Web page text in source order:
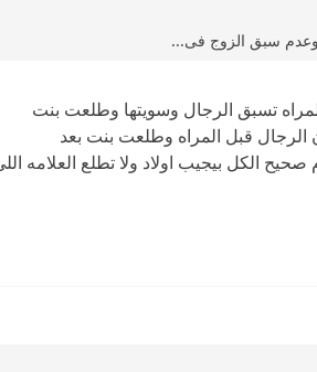
وعدم سبق الزوج فى...
تسبق الرجال وسويتها وطلعت بنت
الرجال قبل المراه وطلعت بنت بعد
الكل بيجيب اولاد ولا تطلع العلامه